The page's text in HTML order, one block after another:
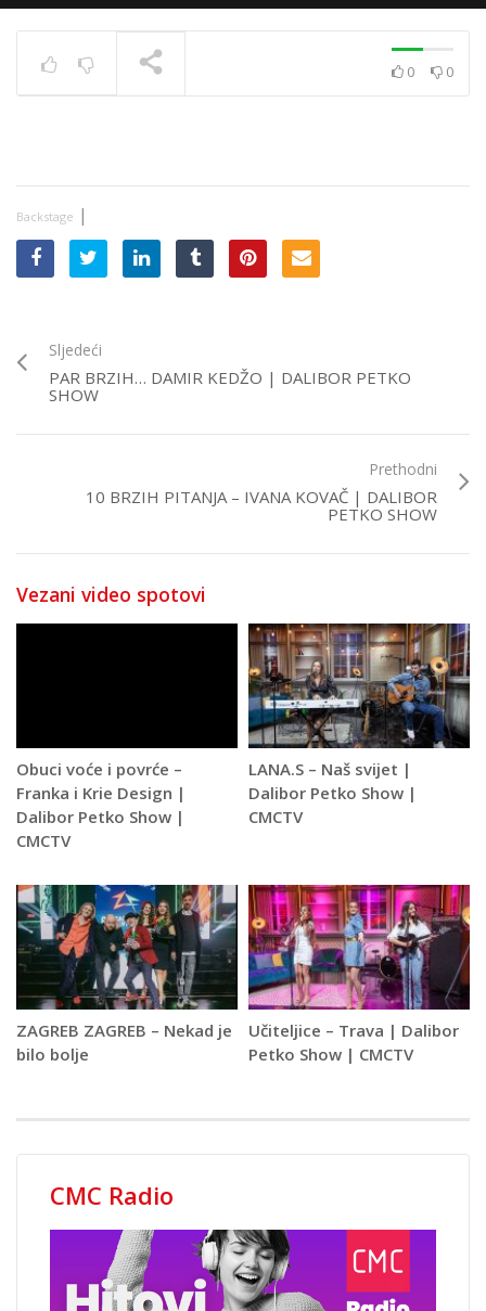
0 0
Backstage |
Sljedeći
PAR BRZIH… DAMIR KEDŽO | DALIBOR PETKO
SHOW
Prethodni
10 BRZIH PITANJA – IVANA KOVAČ | DALIBOR
PETKO SHOW
Vezani video spotovi
Obuci voće i povrće –
Franka i Krie Design |
Dalibor Petko Show |
CMCTV
LANA.S – Naš svijet |
Dalibor Petko Show |
CMCTV
ZAGREB ZAGREB – Nekad je
bilo bolje
Učiteljice – Trava | Dalibor
Petko Show | CMCTV
CMC Radio